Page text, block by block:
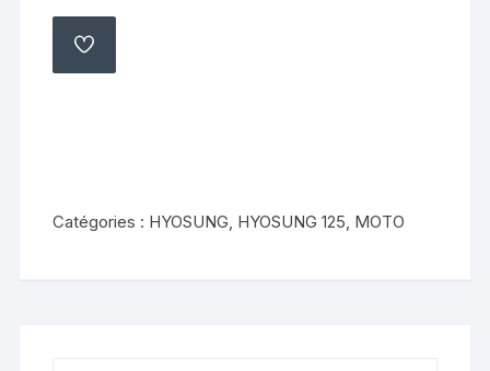
axe
moteur
arrière
2014
AJOUTER
Catégories : HYOSUNG HYOSUNG 125 MOTO